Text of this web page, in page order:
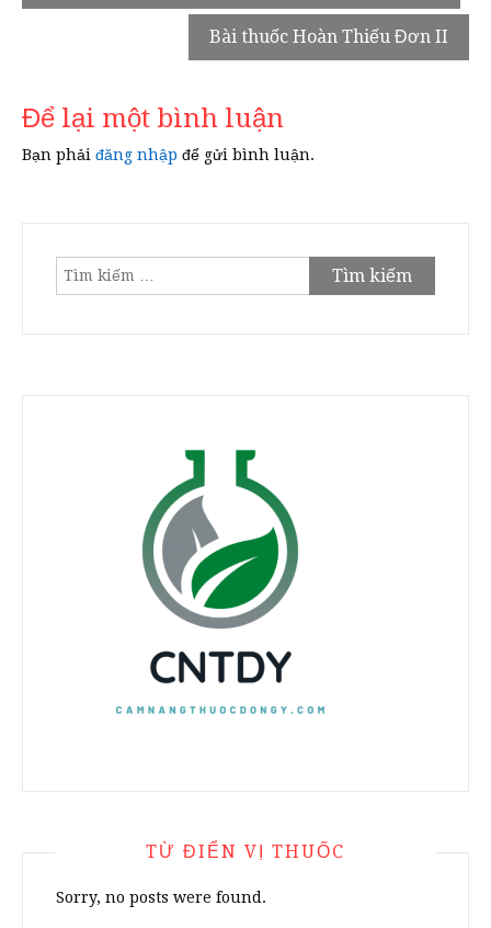
hướng
Bài thuốc Hoàn Thiếu Đơn II
Để lại một bình luận
Bạn phải đăng nhập để gửi bình luận.
Tìm
kiếm
TỪ ĐIỂN VỊ THUỐC
Sorry, no posts were found.